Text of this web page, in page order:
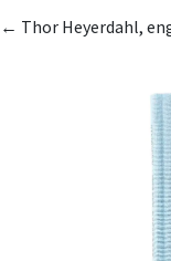
← Thor Heyerdahl,